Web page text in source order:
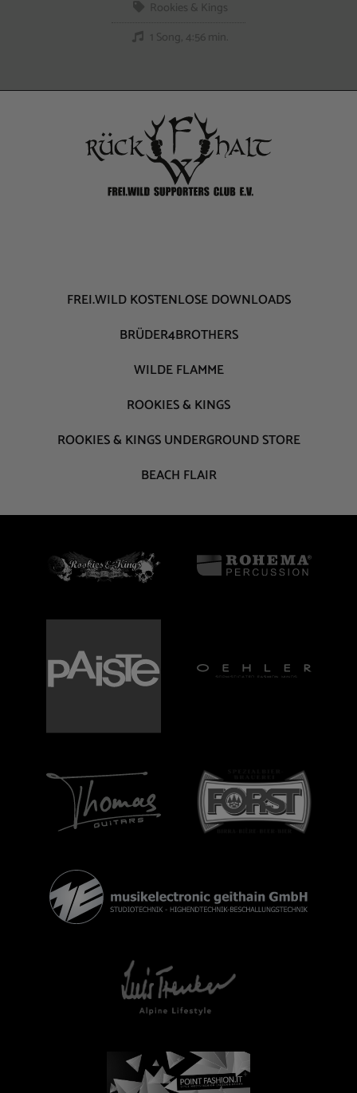
Rookies & Kings
1 Song, 4:56 min.
FREI.WILD KOSTENLOSE DOWNLOADS
BRÜDER4BROTHERS
WILDE FLAMME
ROOKIES & KINGS
ROOKIES & KINGS UNDERGROUND STORE
BEACH FLAIR